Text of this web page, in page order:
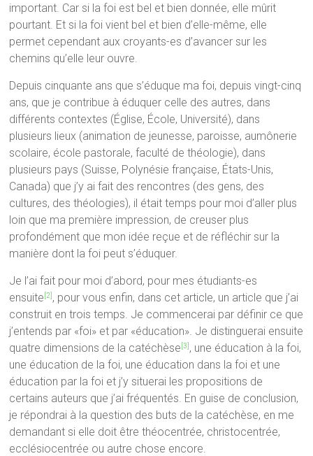
important. Car si la foi est bel et bien donnée, elle mûrit
pourtant. Et si la foi vient bel et bien d’elle-même, elle
permet cependant aux croyants-es d’avancer sur les
chemins qu’elle leur ouvre.
Depuis cinquante ans que s’éduque ma foi, depuis vingt-cinq
ans, que je contribue à éduquer celle des autres, dans
différents contextes (Église, École, Université), dans
plusieurs lieux (animation de jeunesse, paroisse, aumônerie
scolaire, école pastorale, faculté de théologie), dans
plusieurs pays (Suisse, Polynésie française, États-Unis,
Canada) que j’y ai fait des rencontres (des gens, des
cultures, des théologies), il était temps pour moi d’aller plus
loin que ma première impression, de creuser plus
profondément que mon idée reçue et de réfléchir sur la
manière dont la foi peut s’éduquer.
Je l’ai fait pour moi d’abord, pour mes étudiants-es
ensuite [2] , pour vous enfin, dans cet article, un article que j’ai
construit en trois temps. Je commencerai par définir ce que
j’entends par «foi» et par «éducation». Je distinguerai ensuite
quatre dimensions de la catéchèse [3] , une éducation à la foi,
une éducation de la foi, une éducation dans la foi et une
éducation par la foi et j’y situerai les propositions de
certains auteurs que j’ai fréquentés. En guise de conclusion,
je répondrai à la question des buts de la catéchèse, en me
demandant si elle doit être théocentrée, christocentrée,
ecclésiocentrée ou autre chose encore.